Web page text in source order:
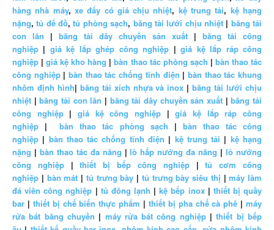
hàng nhà máy, xe đẩy có giá chịu nhiệt, kệ trung tải, kệ hạng
nặng,tủ để đồ,tủ phòng sạch, băng tải lưới chịu nhiệt| băng tải
con lăn | băng tải dây chuyền sản xuất | băng tải công
nghiệp | giá kệ lắp ghép công nghiệp |giá kệ lắp ráp công
nghiệp |giá kệ kho hàng |bàn thao tác phòng sạch | bàn thao tác
công nghiệp|bàn thao tác chống tĩnh điện | bàn thao tác khung
nhôm định hình| băng tải xích nhựa và inox |băng tải lưới chịu
nhiệt |băng tải con lăn | băng tải dây chuyền sản xuất |băng tải
công nghiệp|giá kệ công nghiệp |giá kệ lắp ráp công
nghiệp |bàn thao tác phòng sạch | bàn thao tác công
nghiệp | bàn thao tác chống tĩnh điện | kệ trung tải | kệ hạng
nặng | bàn thao tác đa năng |lò hấp nướng đa năng |lò nướng
công nghiệp|thiết bị bếp công nghiệp|tủ cơm công
nghiệp | bàn mát | tủ trưng bày | tủ trưng bày siêu thị |máy làm
đá viên công nghiệp | tủ đông lạnh |kệ bếp inox| thiết bị quầy
bar | thiết bị chế biến thực phẩm | thiết bị pha chế cà phê | máy
rửa bát băng chuyền | máy rửa bát công nghiệp|thiết bị bếp